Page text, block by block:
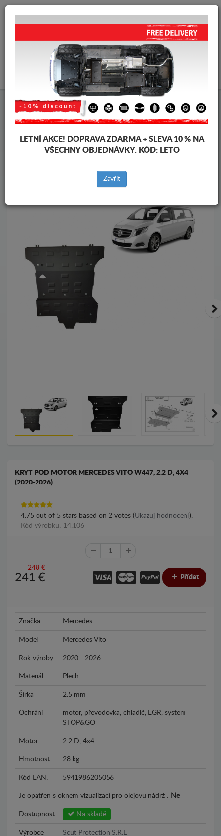
info@krytpodmotor.com
Kryt pod motor Mercedes Kryt pod motor Mercedes Vito
vozidel
Značky vozidel
Zpět na produkty
KRYT POD MOTOR MERCEDES VITO W447, 2.2 D, 4X4
(2020-2026)
4.75 out of 5 stars based on 2 votes (Ukazuj hodnocení).
Kód výrobku: 14.106
248 €
241 € Přídat
Značka Mercedes
Model Mercedes Vito
Rok výroby 2020 - 2026
Materiál Plech
Šírka 2.5 mm
Ochrání
motor, převodovka, chladič, EGR, system
STOP&GO
Motor 2.2 D, 4x4
Hmotnost 28 kg
Kód EAN: 5941986205056
Je opatřen s oknem vizualizací pro olejovu nádrž : Ne
Dostupnost Na skladě
Výrobce Scut Protection S.R.L
LETNÍ AKCE! DOPRAVA ZDARMA + SLEVA 10 % NA
VŠECHNY OBJEDNÁVKY. KÓD: LETO
Zavřít